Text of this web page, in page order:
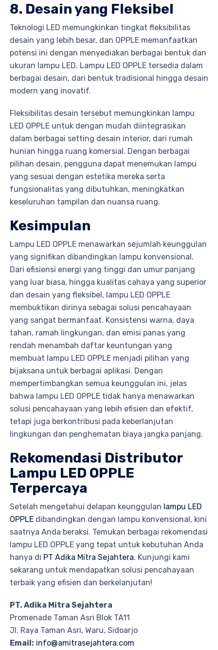
8. Desain yang Fleksibel
Teknologi LED memungkinkan tingkat fleksibilitas
desain yang lebih besar, dan OPPLE memanfaatkan
potensi ini dengan menyediakan berbagai bentuk dan
ukuran lampu LED. Lampu LED OPPLE tersedia dalam
berbagai desain, dari bentuk tradisional hingga desain
modern yang inovatif.
Fleksibilitas desain tersebut memungkinkan lampu
LED OPPLE untuk dengan mudah diintegrasikan
dalam berbagai setting desain interior, dari rumah
hunian hingga ruang komersial. Dengan berbagai
pilihan desain, pengguna dapat menemukan lampu
yang sesuai dengan estetika mereka serta
fungsionalitas yang dibutuhkan, meningkatkan
keseluruhan tampilan dan nuansa ruang.
Kesimpulan
Lampu LED OPPLE menawarkan sejumlah keunggulan
yang signifikan dibandingkan lampu konvensional.
Dari efisiensi energi yang tinggi dan umur panjang
yang luar biasa, hingga kualitas cahaya yang superior
dan desain yang fleksibel, lampu LED OPPLE
membuktikan dirinya sebagai solusi pencahayaan
yang sangat bermanfaat. Konsistensi warna, daya
tahan, ramah lingkungan, dan emisi panas yang
rendah menambah daftar keuntungan yang
membuat lampu LED OPPLE menjadi pilihan yang
bijaksana untuk berbagai aplikasi. Dengan
mempertimbangkan semua keunggulan ini, jelas
bahwa lampu LED OPPLE tidak hanya menawarkan
solusi pencahayaan yang lebih efisien dan efektif,
tetapi juga berkontribusi pada keberlanjutan
lingkungan dan penghematan biaya jangka panjang.
Rekomendasi Distributor
Lampu LED OPPLE
Terpercaya
Setelah mengetahui delapan keunggulan lampu LED
OPPLE dibandingkan dengan lampu konvensional, kini
saatnya Anda beraksi. Temukan berbagai rekomendasi
lampu LED OPPLE yang tepat untuk kebutuhan Anda
hanya di PT Adika Mitra Sejahtera. Kunjungi kami
sekarang untuk mendapatkan solusi pencahayaan
terbaik yang efisien dan berkelanjutan!
PT. Adika Mitra Sejahtera
Promenade Taman Asri Blok TA11
Jl. Raya Taman Asri, Waru, Sidoarjo
Email: info@amitrasejahtera.com